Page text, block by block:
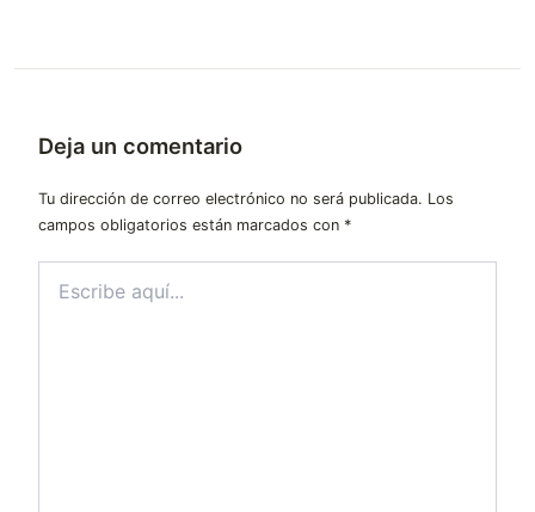
Deja un comentario
Tu dirección de correo electrónico no será publicada. Los
campos obligatorios están marcados con *
aquí...